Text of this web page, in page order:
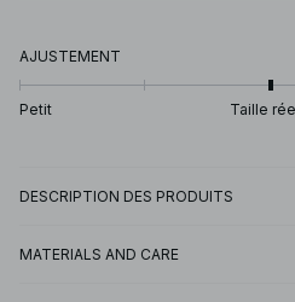
AJUSTEMENT
Petit Taille
DESCRIPTION DES PRODUITS
MATERIALS AND CARE